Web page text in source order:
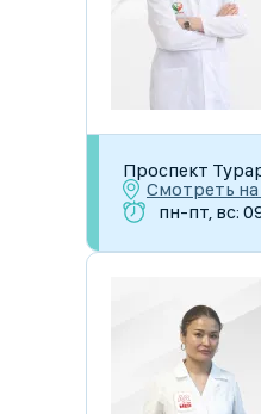
Проспект
Смотреть на
пн-пт, вс: